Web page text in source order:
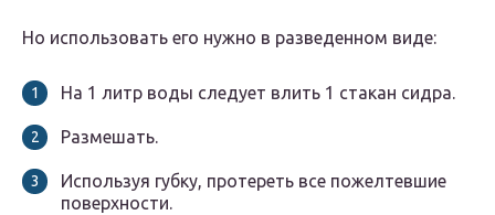
Но использовать его нужно в разведенном виде:
На 1 литр воды следует влить 1 стакан сидра.
Размешать.
Используя губку, протереть все пожелтевшие
поверхности.